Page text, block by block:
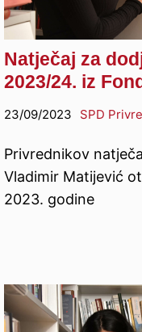
Natječaj za
2023/24. iz
23/09/2023 SPD
Privrednikov
Vladimir Matijević
2023. godine